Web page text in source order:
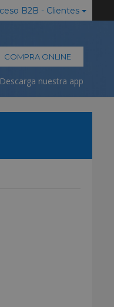
acceso B2B - Clientes
COMPRA ONLINE
Descarga nuestra app